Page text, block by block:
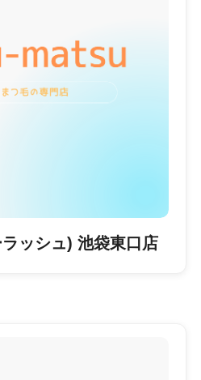
ッシュ) 池袋東口店